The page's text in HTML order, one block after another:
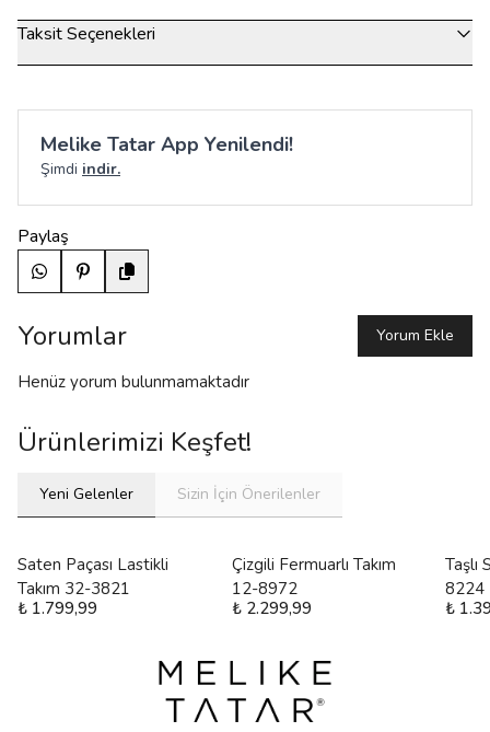
Taksit Seçenekleri
Melike Tatar App Yenilendi!
Şimdi indir.
Paylaş
Yorumlar Yorum Ekle
Henüz yorum bulunmamaktadır
Ürünlerimizi Keşfet!
Yeni Gelenler Sizin İçin Önerilenler
Saten Paçası Lastikli
Takım 32-3821
₺ 1.799,99
Çizgili Fermuarlı Takım
12-8972
₺ 2.299,99
Taşlı
8224
₺